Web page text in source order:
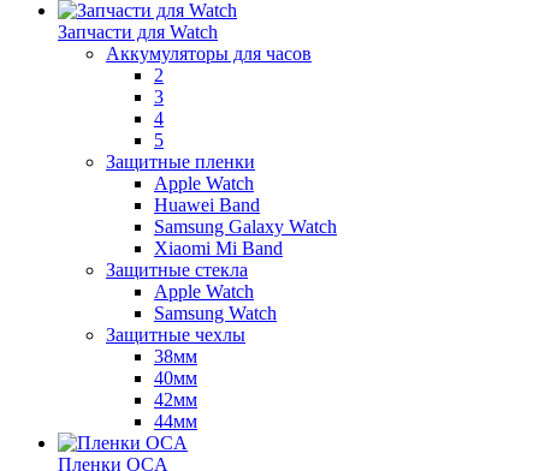
Запчасти для Watch
Аккумуляторы для часов
2
3
4
5
Защитные пленки
Apple Watch
Huawei Band
Samsung Galaxy Watch
Xiaomi Mi Band
Защитные стекла
Apple Watch
Samsung Watch
Защитные чехлы
38мм
40мм
42мм
44мм
Пленки OCA